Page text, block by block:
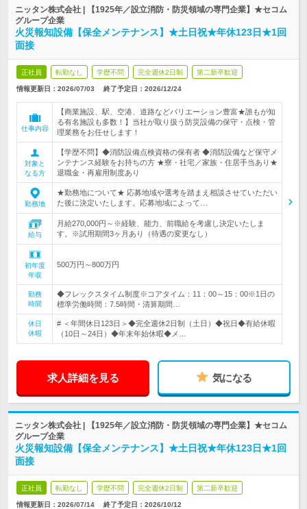
ニッタン株式会社 | 【1925年／設立消防・防災領域の専門企業】★セコム
グループ企業
火災報知設備【保全メンテナンス】★土日祝★年休123日★1回
面接
正社員 転勤なし 学歴不問 完全週休2日制 第二新卒歓迎
情報更新日：2026/07/03 終了予定日： 2026/12/24
仕事内容
【商業施設、駅、空港、道路などバリエーション豊富★誰もが知
る有名施設も多数！】当社が取り扱う防災設備の保守・点検・管
理業務をお任せします！
対象と
なる方
【学歴不問】◆消防設備点検資格の保有者 ◆消防設備など保守メ
ンテナンス経験をお持ちの方 ★寮・社宅／家族・住居手当あり★
退職金・再雇用制度あり
勤務地
★勤務地について★ 応募地域や選考を踏まえ相談させていただい
た後に決定いたします。応募地域によって…
給与
月給270,000円～※経験、能力、前職給を考慮し決定いたしま
す。※試用期間3ヶ月あり（待遇の変更なし）
初年度
年収
500万円～800万円
勤務
時間
◆フレックスタイム制度※コアタイム：11：00～15：00※1日の
標準労働時間：7.5時間・清算期間…
休日
休暇
# ＜年間休日123日＞◆完全週休2日制（土日）◆祝日◆有給休暇
（10日～24日）◆年末年始休暇◆メ…
求人詳細を見る 気になる
ニッタン株式会社 | 【1925年／設立消防・防災領域の専門企業】★セコム
グループ企業
火災報知設備【保全メンテナンス】★土日祝★年休123日★1回
面接
正社員 転勤なし 学歴不問 完全週休2日制 第二新卒歓迎
情報更新日：2026/07/14 終了予定日： 2026/10/12